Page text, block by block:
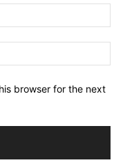
browser for the next